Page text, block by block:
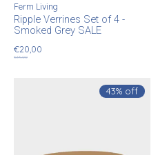
Ferm Living
Ripple Verrines Set of 4 -
Smoked Grey SALE
€20,00
€39,00
43% off